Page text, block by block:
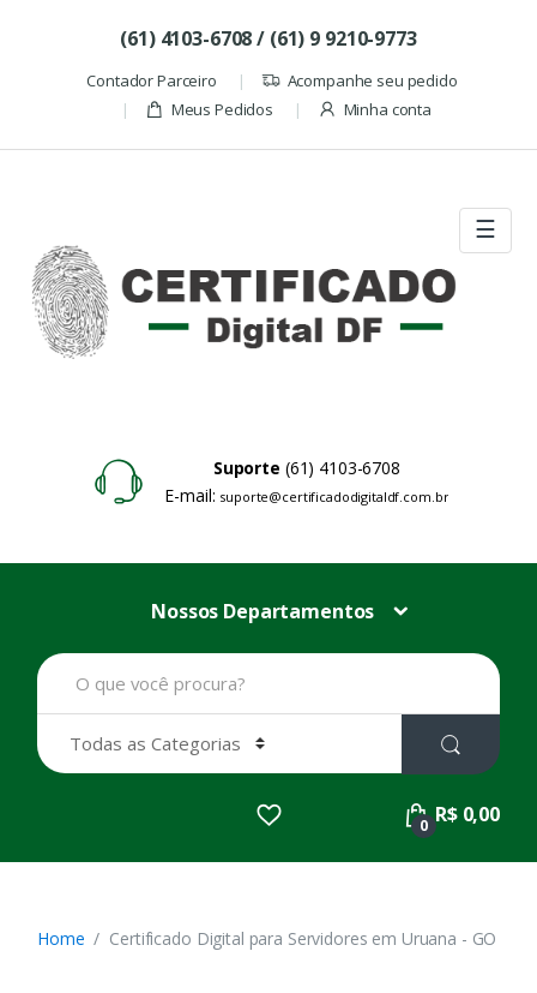
(61) 4103-6708 / (61) 9 9210-9773
Contador Parceiro
Acompanhe seu pedido
Meus Pedidos
Minha conta
☰
Suporte (61) 4103-6708
E-mail: suporte@certificadodigitaldf.com.br
Nossos Departamentos
B
u
a
r
:
0 R$ 0,00
Home Certificado Digital para Servidores em Uruana - GO